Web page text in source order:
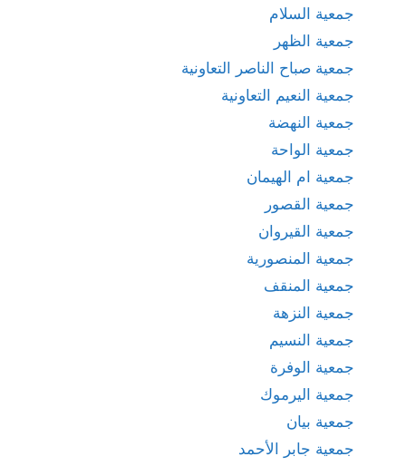
جمعية السلام
جمعية الظهر
جمعية صباح الناصر التعاونية
جمعية النعيم التعاونية
جمعية النهضة
جمعية الواحة
جمعية ام الهيمان
جمعية القصور
جمعية القيروان
جمعية المنصورية
جمعية المنقف
جمعية النزهة
جمعية النسيم
جمعية الوفرة
جمعية اليرموك
جمعية بيان
جمعية جابر الأحمد